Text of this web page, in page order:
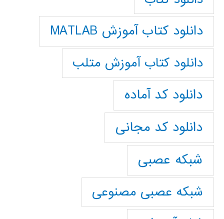
دانلود کتاب آموزش MATLAB
دانلود کتاب آموزش متلب
دانلود کد آماده
دانلود کد مجانی
شبکه عصبی
شبکه عصبی مصنوعی